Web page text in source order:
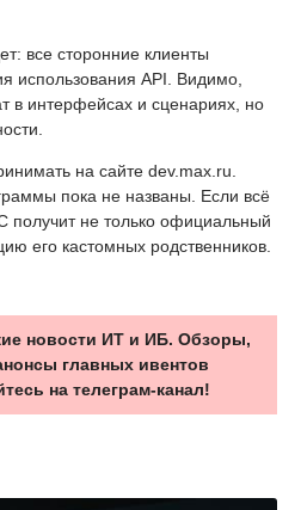
все сторонние клиенты
использования API. Видимо,
в интерфейсах и сценариях, но
на сайте dev.max.ru.
пока не названы. Если всё
получит не только официальный
его кастомных родственников.
новости ИТ и ИБ. Обзоры,
главных ивентов
на телеграм-канал!